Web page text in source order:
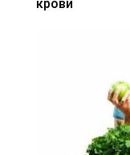
крови